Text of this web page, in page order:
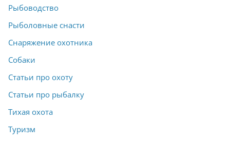
Рыбоводство
Рыболовные снасти
Снаряжение охотника
Собаки
Статьи про охоту
Статьи про рыбалку
Тихая охота
Туризм